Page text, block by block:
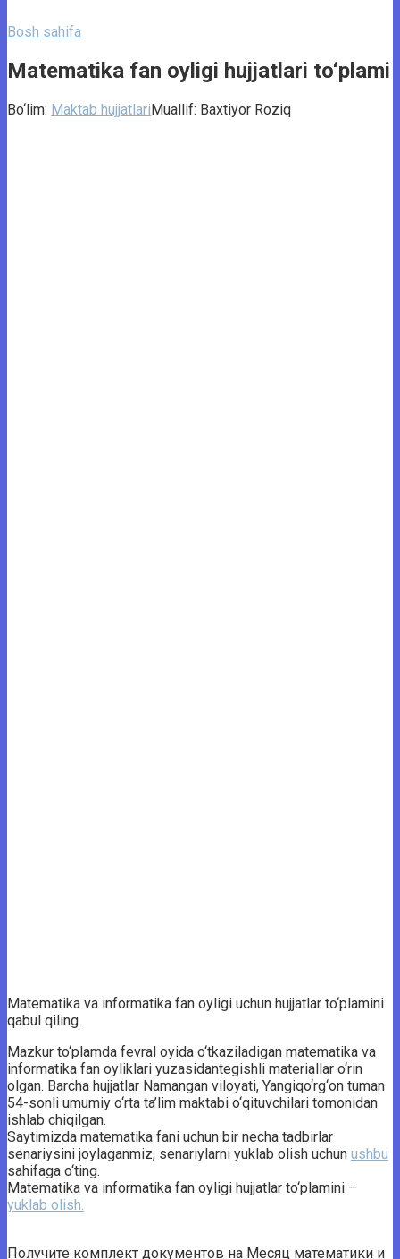
Bosh sahifa
Matematika fan oyligi hujjatlari to‘plami
Bo‘lim: Maktab hujjatlariMuallif: Baxtiyor Roziq
Matematika va informatika fan oyligi uchun hujjatlar to‘plamini
qabul qiling.
Mazkur to‘plamda fevral oyida o‘tkaziladigan matematika va
informatika fan oyliklari yuzasidantegishli materiallar o‘rin
olgan. Barcha hujjatlar Namangan viloyati, Yangiqo‘rg‘on tuman
54-sonli umumiy o‘rta ta’lim maktabi o‘qituvchilari tomonidan
ishlab chiqilgan.
Saytimizda matematika fani uchun bir necha tadbirlar
senariysini joylaganmiz, senariylarni yuklab olish uchun ushbu
sahifaga o‘ting.
Matematika va informatika fan oyligi hujjatlar to‘plamini –
yuklab olish.
Получите комплект документов на Месяц математики и